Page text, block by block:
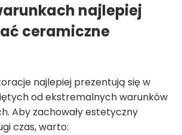
najlepiej
ceramiczne
najlepiej prezentują się w
od ekstremalnych warunków
Aby zachowały estetyczny
czas, warto: